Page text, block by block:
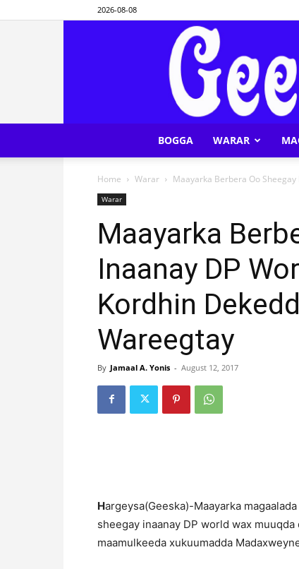
2026-08-08
BOGGA WARAR
Home Warar Maayarka Berbera Oo Sheegay
Warar
Maayarka
Inaanay DP
Kordhin
Wareegtay
By Jamaal A. Yonis - August 12, 2017
Hargeysa(Geeska)-Maayarka
sheegay inaanay DP world wax
maamulkeeda xukuumadda